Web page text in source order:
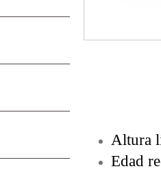
Altura
Edad